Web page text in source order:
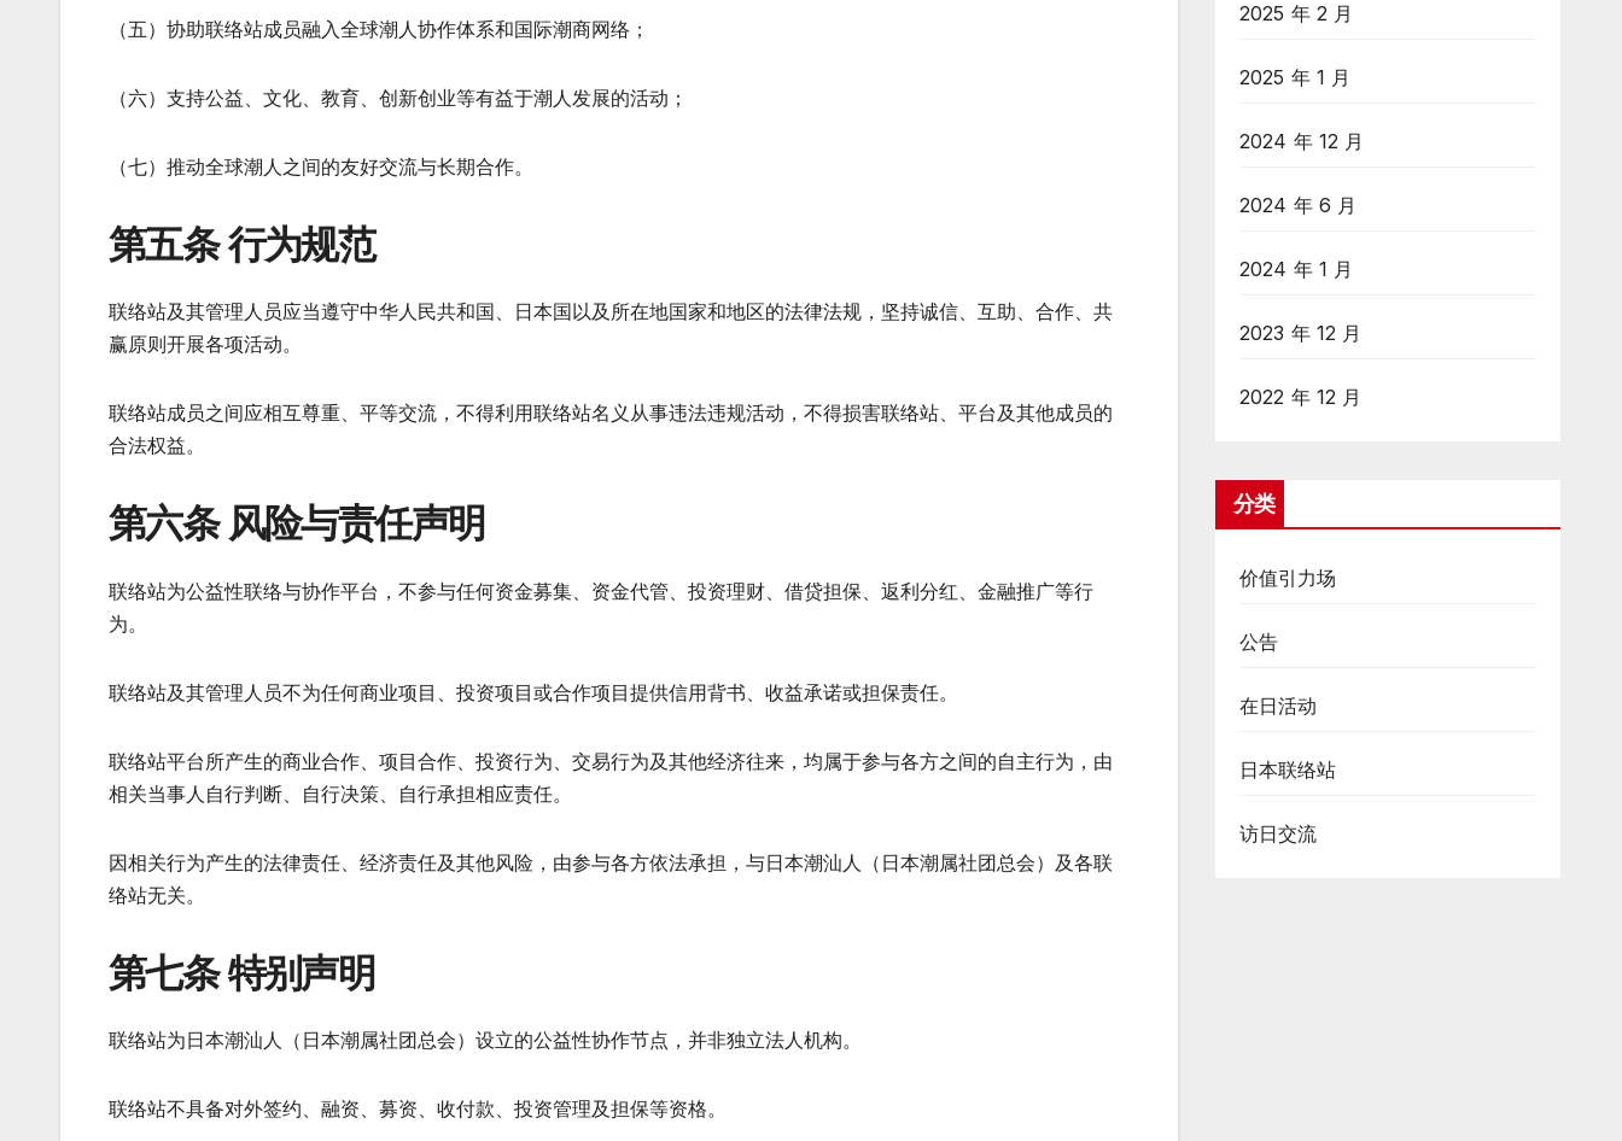
（五）协助联络站成员融入全球潮人协作体系和国际潮商网络；
（六）支持公益、文化、教育、创新创业等有益于潮人发展的活动；
（七）推动全球潮人之间的友好交流与长期合作。
第五条 行为规范
联络站及其管理人员应当遵守中华人民共和国、日本国以及所在地国家和地区的法律法规，坚持诚信、互助、合作、共
赢原则开展各项活动。
联络站成员之间应相互尊重、平等交流，不得利用联络站名义从事违法违规活动，不得损害联络站、平台及其他成员的
合法权益。
第六条 风险与责任声明
联络站为公益性联络与协作平台，不参与任何资金募集、资金代管、投资理财、借贷担保、返利分红、金融推广等行
为。
联络站及其管理人员不为任何商业项目、投资项目或合作项目提供信用背书、收益承诺或担保责任。
联络站平台所产生的商业合作、项目合作、投资行为、交易行为及其他经济往来，均属于参与各方之间的自主行为，由
相关当事人自行判断、自行决策、自行承担相应责任。
因相关行为产生的法律责任、经济责任及其他风险，由参与各方依法承担，与日本潮汕人（日本潮属社团总会）及各联
络站无关。
第七条 特别声明
联络站为日本潮汕人（日本潮属社团总会）设立的公益性协作节点，并非独立法人机构。
联络站不具备对外签约、融资、募资、收付款、投资管理及担保等资格。
2025 年 2 月
2025 年 1 月
2024 年 12 月
2024 年 6 月
2024 年 1 月
2023 年 12 月
2022 年 12 月
分类
价值引力场
公告
在日活动
日本联络站
访日交流